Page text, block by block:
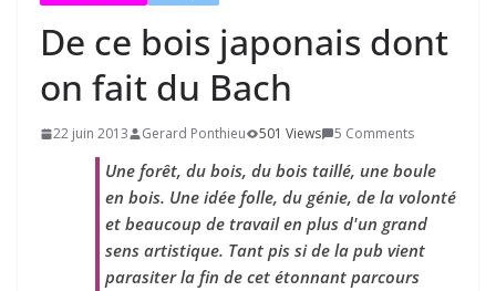
De ce bois japonais dont
on fait du Bach
22 juin 2013 Gerard Ponthieu 501 Views 5 Comments
Une forêt, du bois, du bois taillé, une boule
en bois. Une idée folle, du génie, de la volonté
et beaucoup de travail en plus d'un grand
sens artistique. Tant pis si de la pub vient
parasiter la fin de cet étonnant parcours